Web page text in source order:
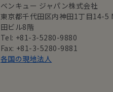
ベンキュー ジャパン株式会社
東京都千代田区内神田1丁目14-5
田ビル8階
Tel: +81-3-5280-9880
Fax: +81-3-5280-9881
各国の現地法人